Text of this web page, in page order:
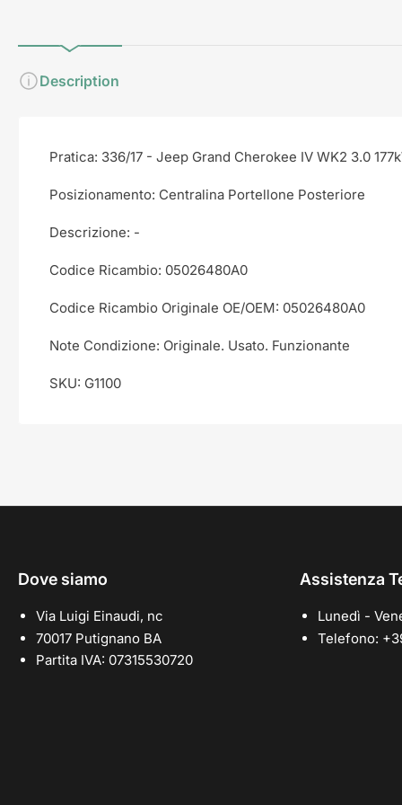
Description
Pratica: 336/17 - Jeep Grand Cherokee IV WK2 3.0
Posizionamento: Centralina Portellone Posteriore
Descrizione: -
Codice Ricambio: 05026480A0
Codice Ricambio Originale OE/OEM: 05026480A0
Note Condizione: Originale. Usato. Funzionante
SKU: G1100
Dove siamo
Via Luigi Einaudi, nc
70017 Putignano BA
Partita IVA: 07315530720
Assistenza
Lunedì -
Telefono: